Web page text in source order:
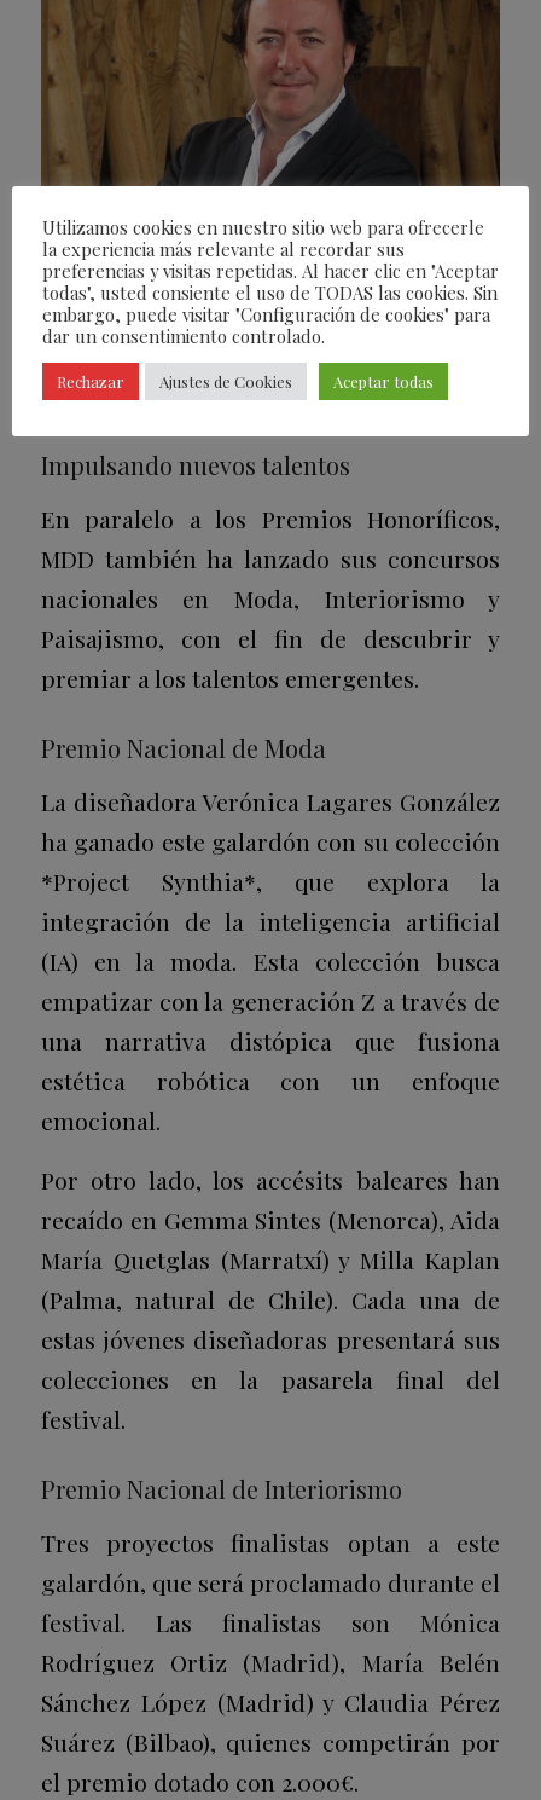
Impulsando nuevos talentos
En paralelo a los Premios Honoríficos,
MDD también ha lanzado sus concursos
nacionales en Moda, Interiorismo y
Paisajismo, con el fin de descubrir y
premiar a los talentos emergentes.
Premio Nacional de Moda
La diseñadora Verónica Lagares González
ha ganado este galardón con su colección
*Project Synthia*, que explora la
integración de la inteligencia artificial
(IA) en la moda. Esta colección busca
empatizar con la generación Z a través de
una narrativa distópica que fusiona
estética robótica con un enfoque
emocional.
Por otro lado, los accésits baleares han
recaído en Gemma Sintes (Menorca), Aida
María Quetglas (Marratxí) y Milla Kaplan
(Palma, natural de Chile). Cada una de
estas jóvenes diseñadoras presentará sus
colecciones en la pasarela final del
festival.
Premio Nacional de Interiorismo
Tres proyectos finalistas optan a este
galardón, que será proclamado durante el
festival. Las finalistas son Mónica
Rodríguez Ortiz (Madrid), María Belén
Sánchez López (Madrid) y Claudia Pérez
Suárez (Bilbao), quienes competirán por
el premio dotado con 2.000€.
Utilizamos cookies en nuestro sitio web para ofrecerle
la experiencia más relevante al recordar sus
preferencias y visitas repetidas. Al hacer clic en "Aceptar
todas", usted consiente el uso de TODAS las cookies. Sin
embargo, puede visitar "Configuración de cookies" para
dar un consentimiento controlado.
Rechazar Ajustes de Cookies Aceptar todas